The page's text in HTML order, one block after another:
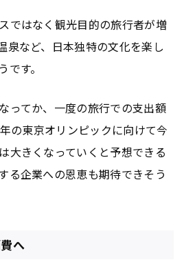
ではなく観光目的の旅行者が増
泉など、日本独特の文化を楽し
す。
ってか、一度の旅行での支出額
の東京オリンピックに向けて今
大きくなっていくと予想できる
る企業への恩恵も期待できそう
へ